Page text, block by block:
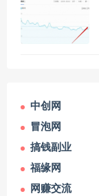
中创网
冒泡网
搞钱副业
福缘网
网赚交流